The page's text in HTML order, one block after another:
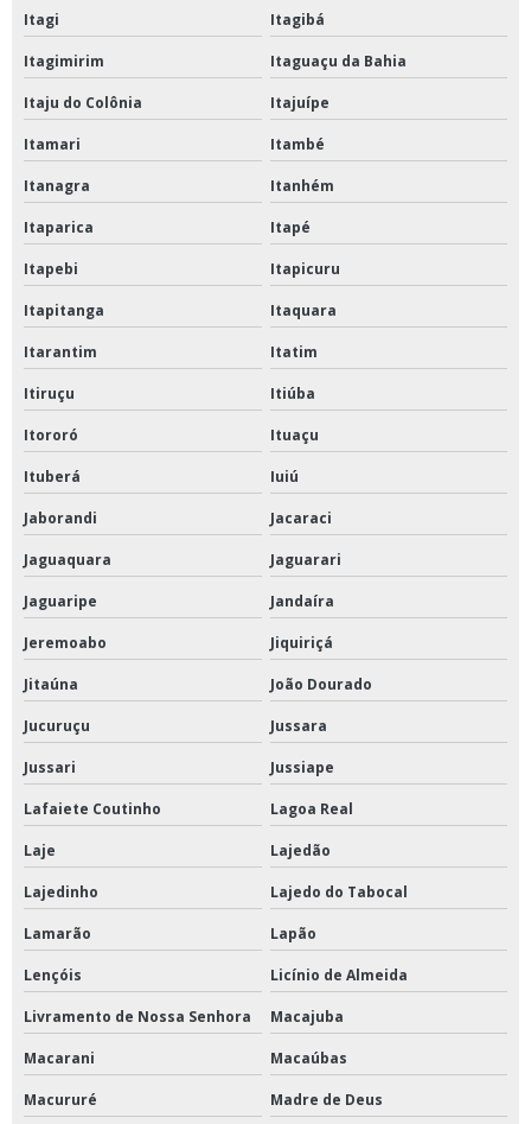
Serviço de pmoc para ar condicionado
Serviços de manutenção preventiva e corretiva de ar condicionado
Serviços em pmoc
Venda instalação e manutenção de ar condicionado
Visita técnica para ar condicionado
Itagi Itagibá
Itagimirim Itaguaçu da Bahia
Itaju do Colônia Itajuípe
Itamari Itambé
Itanagra Itanhém
Itaparica Itapé
Itapebi Itapicuru
Itapitanga Itaquara
Itarantim Itatim
Itiruçu Itiúba
Itororó Ituaçu
Ituberá Iuiú
Jaborandi Jacaraci
Jaguaquara Jaguarari
Jaguaripe Jandaíra
Jeremoabo Jiquiriçá
Jitaúna João Dourado
Jucuruçu Jussara
Jussari Jussiape
Lafaiete Coutinho Lagoa Real
Laje Lajedão
Lajedinho Lajedo do Tabocal
Lamarão Lapão
Lençóis Licínio de Almeida
Livramento de Nossa Senhora Macajuba
Macarani Macaúbas
Macururé Madre de Deus